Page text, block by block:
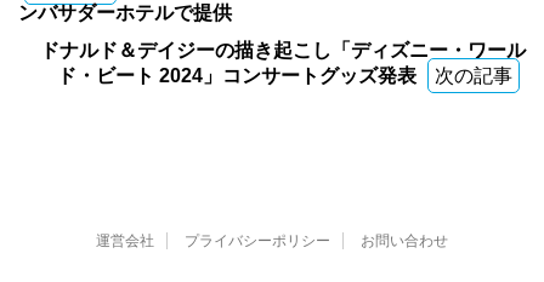
ンバサダーホテルで提供
ドナルド＆デイジーの描き起こし「ディズニー・ワール
ド・ビート 2024」コンサートグッズ発表
次の記事
運営会社 プライバシーポリシー お問い合わせ